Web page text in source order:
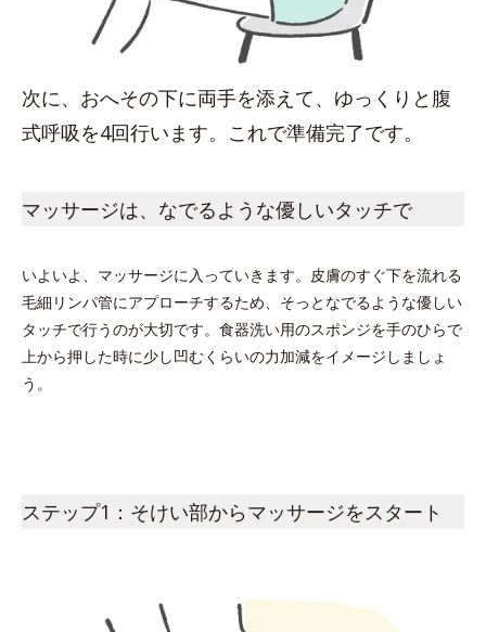
次に、おへその下に両手を添えて、ゆっくりと腹
式呼吸を4回行います。これで準備完了です。
マッサージは、なでるような優しいタッチで
いよいよ、マッサージに入っていきます。皮膚のすぐ下を流れる
毛細リンパ管にアプローチするため、そっとなでるような優しい
タッチで行うのが大切です。食器洗い用のスポンジを手のひらで
上から押した時に少し凹むくらいの力加減をイメージしましょ
う。
ステップ1：そけい部からマッサージをスタート